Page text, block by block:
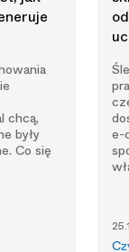
chcą,
były
Co się
e-